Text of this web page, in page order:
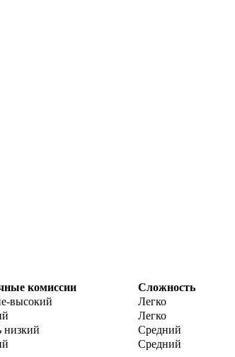
комиссии
Сложность
высокий
Легко
Легко
низкий
Средний
Средний